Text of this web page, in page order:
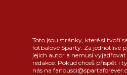
Toto jsou stránky, které si tvoří
fotbalové Sparty. Za jednotlivé
jejich autor a nemusí
redakce. Pokud chceš přispět i
nás na